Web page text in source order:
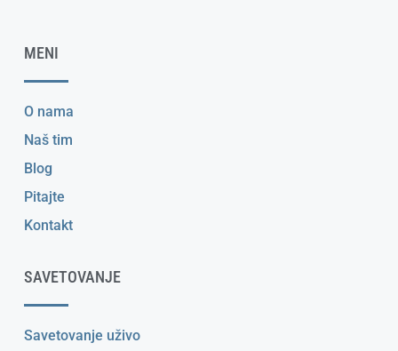
MENI
O nama
Naš tim
Blog
Pitajte
Kontakt
SAVETOVANJE
Savetovanje uživo